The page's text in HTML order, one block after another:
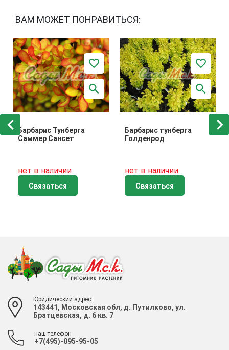
ВАМ МОЖЕТ ПОНРАВИТЬСЯ:
Барбарис Тунберга
Саммер Сансет
нет в наличии
Связаться
Барбарис тунберга
Голденрод
нет в наличии
Связаться
Юридический адрес:
143441, Московская обл, д. Путилково, ул.
Братцевская, д. 6 кв. 7
наш телефон
+7(495)-095-95-05